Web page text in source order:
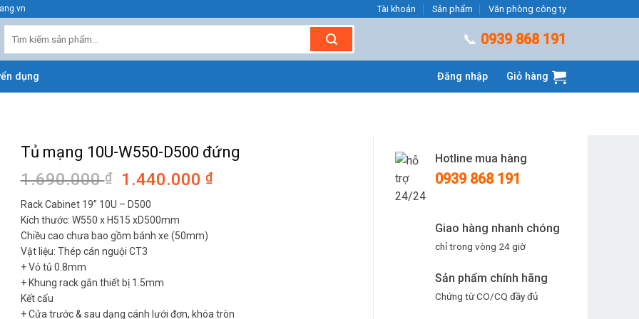
Tài khoản Sản phẩm Văn phòng công ty
kiếm:
📞 0939 868 191
dụng Đăng nhập Giỏ hàng
Hotline mua hàng
0939 868 191
Giao hàng nhanh chóng
chỉ trong vòng 24 giờ
Sản phẩm chính hãng
Chứng từ CO/CQ đầy đủ
Tủ mạng 10U-W550-D500 đứng
1.690.000₫
Giá
gốc
là:
1.690.000 ₫.
1.440.000 ₫Giá
Rack Cabinet 19” 10U – D500
Kích thước: W550 x H515 xD500mm
Chiều cao chưa bao gồm bánh xe (50mm)
Vật liệu: Thép cán nguội CT3
+ Vỏ tủ 0.8mm
+ Khung rack gắn thiết bị 1.5mm
Kết cấu
+ Cửa trước & sau dạng cánh lưới đơn, khóa tròn